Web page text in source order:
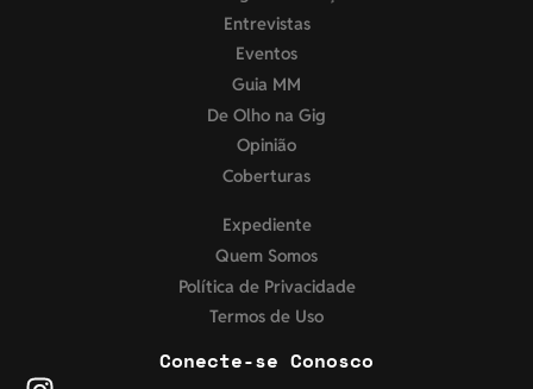
Entrevistas
Eventos
Guia MM
De Olho na Gig
Opinião
Coberturas
Expediente
Quem Somos
Política de Privacidade
Termos de Uso
Conecte-se Conosco